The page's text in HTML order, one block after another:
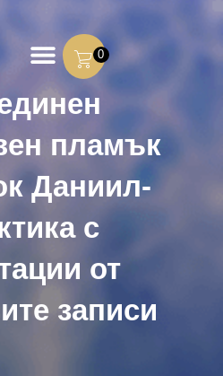
0
пламък
Даниил-
с
от
записи